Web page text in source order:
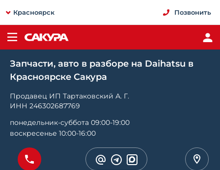
Красноярск Позвонить
Запчасти, авто в разборе на Daihatsu в
Красноярске Сакура
Продавец ИП Тартаковский А. Г.
ИНН 246302687769
понедельник-суббота 09:00-19:00
воскресенье 10:00-16:00